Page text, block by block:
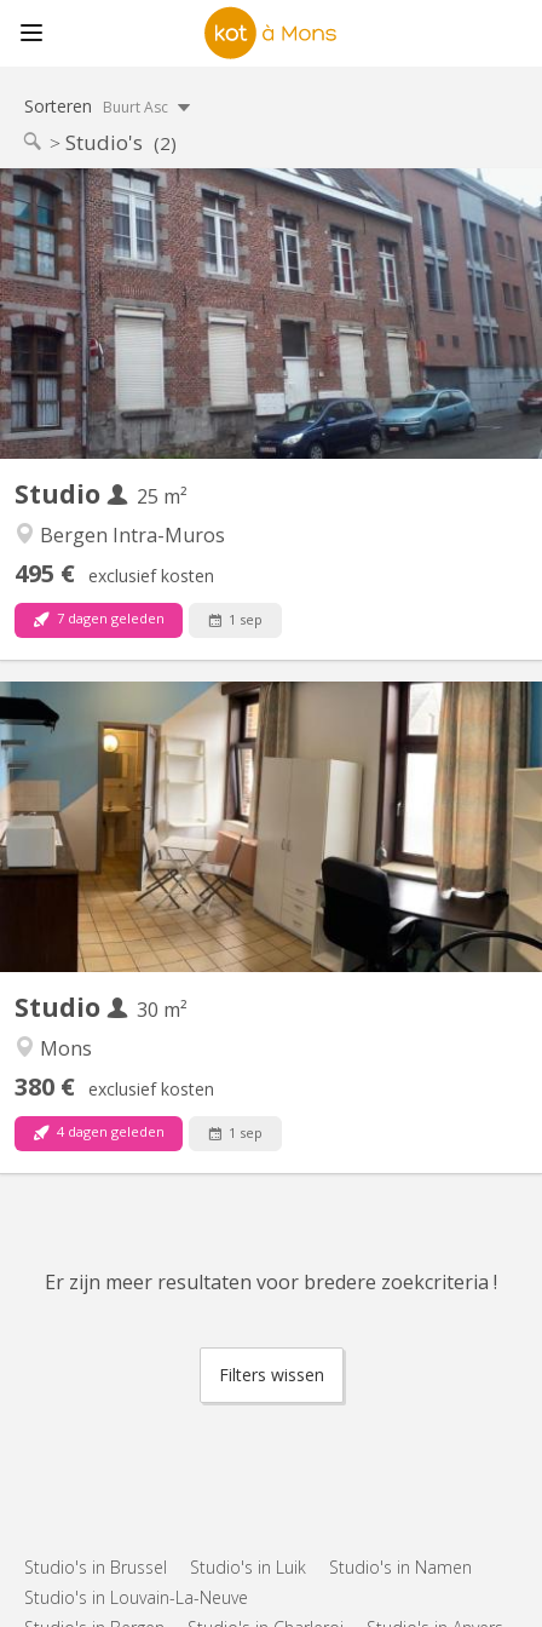
Sorteren Buurt Asc
Studio's (2)
Studio
25 m²
Bergen Intra-Muros
495 € exclusief kosten
7 dagen geleden 1 sep
KM 109
À louer, très beau Kot/Studio individuel et meublé pour
étudiant(e) universitaire ou stagiaire , situé dans le centre
historique de Mons dans un endroit calme à proximité des
universités, des transports en commun et du Shopping Center
des Grands Près ( Ikea ). Le studio est destiné à des personnes...
Studio
30 m²
Mons
380 € exclusief kosten
4 dagen geleden 1 sep
KM 2187
Studio à louer Studio meublé se situant rue du pourcelet 65
possédant un séjour (avec un coin cuisine, un coin bureau et un
coin chambre), sdb + wc (tout privatif) AINSI qu’un beau jardin de
60m2 sans vis-à-vis. Le loyer est de 400 euros charges
communes comprises MAIS compteurs au nom du...
Er zijn meer resultaten voor bredere zoekcriteria !
Filters wissen
Studio's in Brussel Studio's in Luik
Studio's in Namen
Studio's in Louvain-La-Neuve